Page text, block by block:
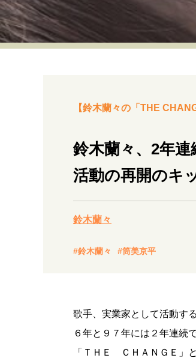
社会・カルチャー・マ
【鈴木蘭々の「THE
鈴木蘭々、2年
活動の再開のキ
鈴木蘭々
#鈴木蘭々 #筒美京平
歌手、実業家として活動す
６年と９７年には２年連続
「ＴＨＥ ＣＨＡＮＧＥ」